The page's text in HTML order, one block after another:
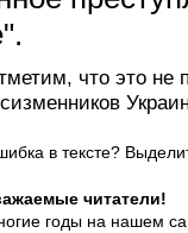
что это не
в тексте?
читатели!
годы на нашем